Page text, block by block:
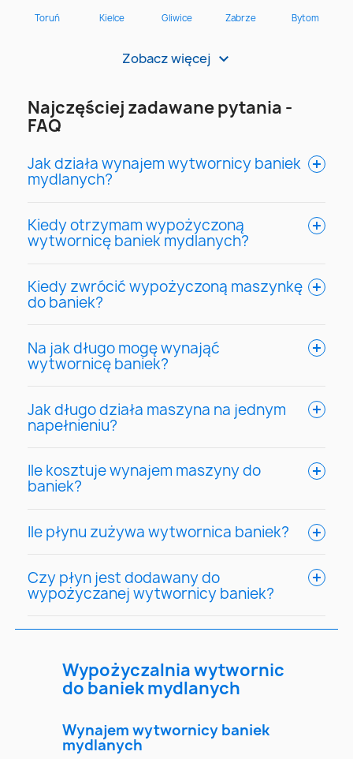
Zobacz więcej >
Najczęściej zadawane pytania -
FAQ
Jak działa wynajem wytwornicy baniek
mydlanych?
Kiedy otrzymam wypożyczoną
wytwornicę baniek mydlanych?
Kiedy zwrócić wypożyczoną maszynkę
do baniek?
Na jak długo mogę wynająć
wytwornicę baniek?
Jak długo działa maszyna na jednym
napełnieniu?
Ile kosztuje wynajem maszyny do
baniek?
Ile płynu zużywa wytwornica baniek?
Czy płyn jest dodawany do
wypożyczanej wytwornicy baniek?
Wypożyczalnia wytwornic
do baniek mydlanych
Wynajem wytwornicy baniek
mydlanych